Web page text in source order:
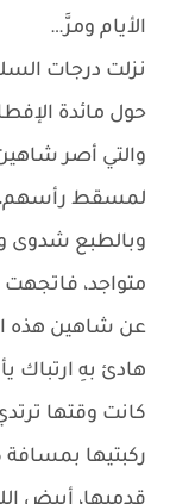
الأيام ومرَّ…
نزلت درجات
حول مائدة
والتي أصر
لمسقط رأسهم،
وبالطبع شدوى
متواجد، فاتجهت
عن شاهين هذه
هادئ بهِ ارتباك
كانت وقتها
ركبتيها